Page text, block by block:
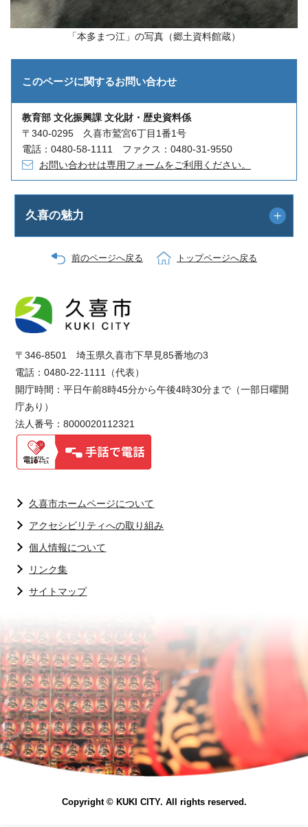
「本多まつ江」の写真（郷土資料館蔵）
このページに関するお問い合わせ
教育部 文化振興課 文化財・歴史資料係
〒340-0295 久喜市鷲宮6丁目1番1号
電話：0480-58-1111 ファクス：0480-31-9550
お問い合わせは専用フォームをご利用ください。
久喜の魅力
前のページへ戻る トップページへ戻る
〒346-8501 埼玉県久喜市下早見85番地の3
電話：0480-22-1111（代表）
開庁時間：平日午前8時45分から午後4時30分まで（一部日曜開
庁あり）
法人番号：8000020112321
久喜市ホームページについて
アクセシビリティへの取り組み
個人情報について
リンク集
サイトマップ
Copyright © KUKI CITY. All rights reserved.